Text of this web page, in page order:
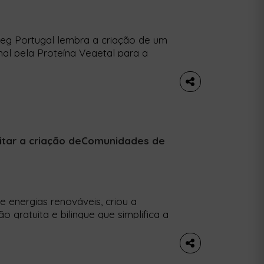
Portugal lembra a criação de um
pela Proteína Vegetal para a
que consome, dependendo em
a criação deComunidades de
energias renováveis, criou a
gratuita e bilingue que simplifica a